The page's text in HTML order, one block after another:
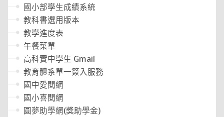
國小部學生成績系統
教科書選用版本
教學進度表
午餐菜單
高科實中學生 Gmail
教育體系單一簽入服務
國中愛閱網
國小喜閱網
圓夢助學網(獎助學金)